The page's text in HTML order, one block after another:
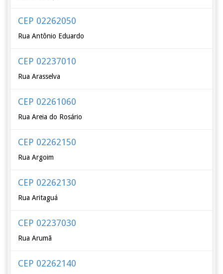
CEP 02262050
Rua Antônio Eduardo
CEP 02237010
Rua Arasselva
CEP 02261060
Rua Areia do Rosário
CEP 02262150
Rua Argoim
CEP 02262130
Rua Aritaguá
CEP 02237030
Rua Arumã
CEP 02262140